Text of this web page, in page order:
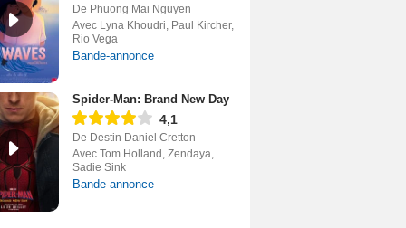
De Phuong Mai Nguyen
Avec Lyna Khoudri, Paul Kircher,
Rio Vega
Bande-annonce
Spider-Man: Brand New Day
4,1
De Destin Daniel Cretton
Avec Tom Holland, Zendaya,
Sadie Sink
Bande-annonce